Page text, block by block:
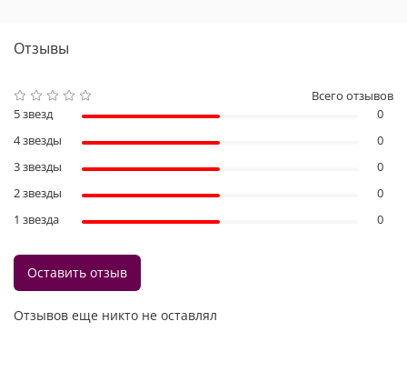
Отзывы
Отзывов еще никто не оставлял
Всего отзывов
5 звезд
0
4 звезды
0
3 звезды
0
2 звезды
0
1 звезда
0
Оставить отзыв